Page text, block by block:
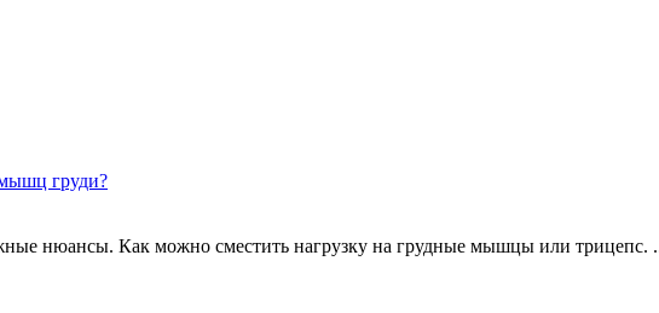
груди?
нюансы. Как можно сместить нагрузку на грудные мышцы или трицепс.